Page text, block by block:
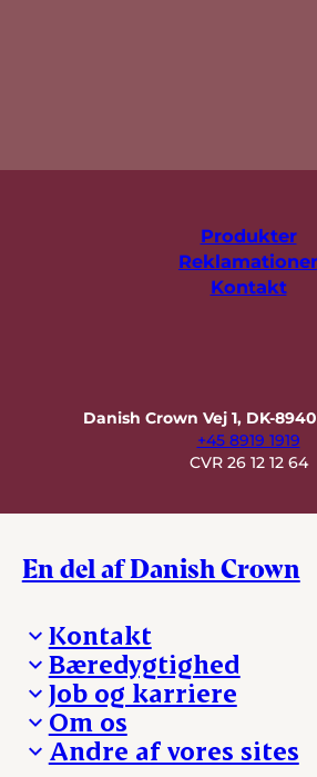
Produkter
Reklamationer
Kontakt
Danish Crown Vej 1, DK-
+45 8919 1919
CVR 26 12 12 64
En del af Danish Crown
Kontakt
Besøg Danish Crown
Presse og nyheder
Reklamationer
Whistleblower
Øvrige henvendelser
Bæredygtighed
Fra jord til bord
Hverdagen
Ansvarlighed og nøgletal
Job og karriere
Arbejd med os
Ledige stillinger
Om os
Hvem er vi
Andre af vores sites